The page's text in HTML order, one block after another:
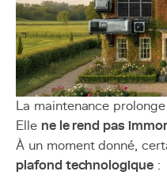
La maintenance
Elle ne le rend pas
À un moment donné,
plafond technologique :